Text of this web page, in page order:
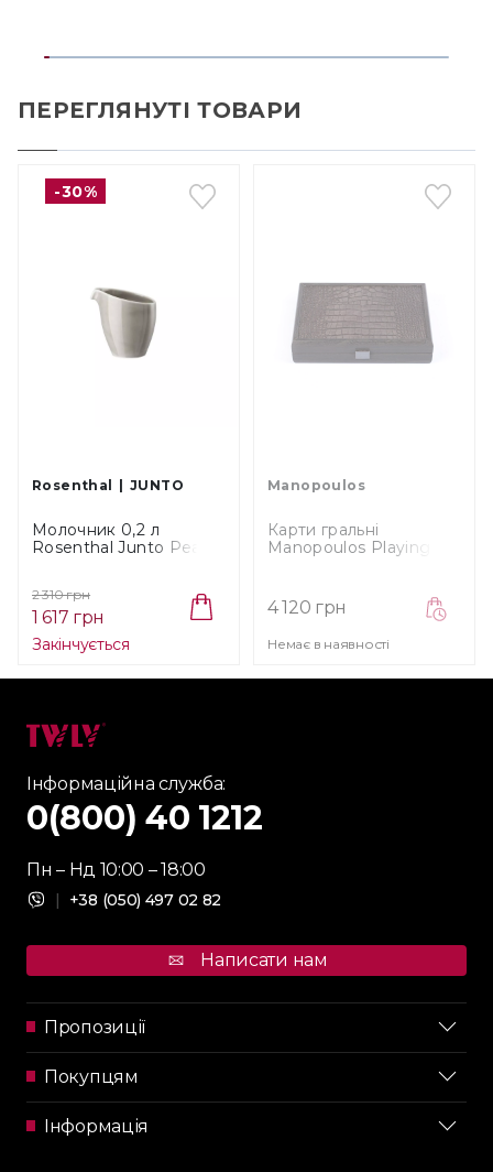
ПЕРЕГЛЯНУТІ ТОВАРИ
-30%
Rosenthal JUNTO
Молочник 0,2 л
Rosenthal Junto Pearl
2 310 грн
1 617 грн
Закінчується
Manopoulos
Карти гральні
Manopoulos Playing
4 120 грн
Немає в наявності
Інформаційна служба:
0(800) 40 1212
Пн – Нд 10:00 – 18:00
| +38 (050) 497 02 82
Написати нам
Пропозиції
Покупцям
Інформація